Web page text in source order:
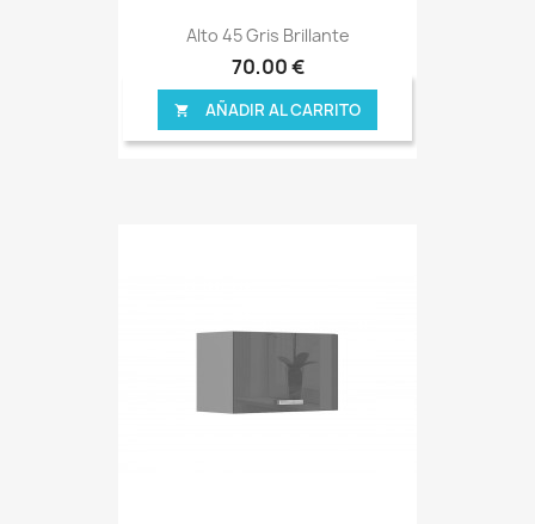
Alto 45 Gris Brillante
70,00 €
 AÑADIR AL CARRITO